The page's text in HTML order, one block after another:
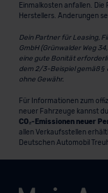
Einmalkosten anfallen.
Herstellers. Änderungen
Dein Partner für Leasing,
GmbH (Grünwalder Weg
eine gute Bonität
dem 2/3-Beispiel gemäß §
ohne Gewähr.
Für Informationen zum
neuer Fahrzeuge kannst
CO₂-Emissionen neuer
allen Verkaufsstellen
Deutschen Automobil